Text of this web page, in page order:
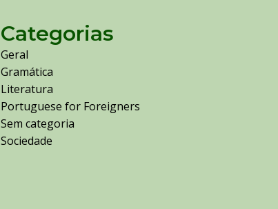
Categorias
Geral
Gramática
Literatura
Portuguese for Foreigners
Sem categoria
Sociedade